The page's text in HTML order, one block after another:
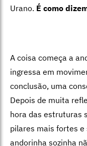
Urano. É como
A coisa começa a
ingressa em
conclusão, uma
Depois de muita
hora das estruturas
pilares mais fortes
andorinha sozinha